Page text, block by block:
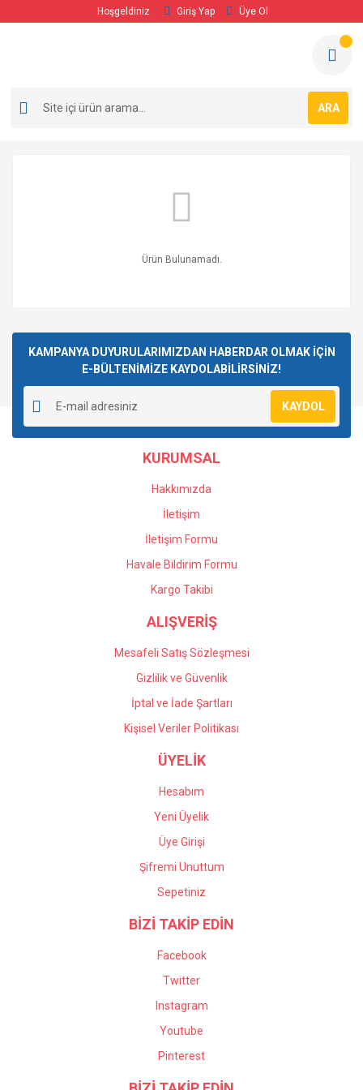
Hoşgeldiniz Giriş Yap Üye Ol
ARA
Ürün Bulunamadı.
KAMPANYA DUYURULARIMIZDAN HABERDAR OLMAK İÇİN
E-BÜLTENİMİZE KAYDOLABİLİRSİNİZ!
KAYDOL
KURUMSAL
Hakkımızda
İletişim
İletişim Formu
Havale Bildirim Formu
Kargo Takibi
ALIŞVERİŞ
Mesafeli Satış Sözleşmesi
Gizlilik ve Güvenlik
İptal ve İade Şartları
Kişisel Veriler Politikası
ÜYELİK
Hesabım
Yeni Üyelik
Üye Girişi
Şifremi Unuttum
Sepetiniz
BİZİ TAKİP EDİN
Facebook
Twitter
Instagram
Youtube
Pinterest